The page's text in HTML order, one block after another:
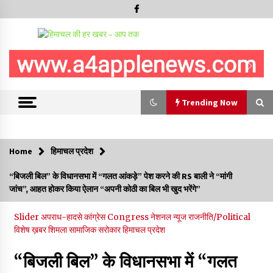
Trending Now
6 साल में पीएम नरेंद्र मोदी के विदेश दौरों पर 557 करोड़ खर्च, सरकार ने
संसद में दी जानकारी
07/08/2026
रूपी भावा वन्यजीव अभयारण्य में फिर दिखा जंगलों का ‘खामोश पहरेदार’, दुर्लभ
हिमालयन “सीरो” कैमरे में कैद
06/08/2026
Home हिमाचल प्रदेश
“बिजली बिल” के विधानसभा में “गलत आंकड़े” पेश करने की RS बाली ने “मांगी
जांच”, आहत होकर किया ऐलान “अपनी कोठी का बिल भी खुद भरेंगे”
Sliderअपराध-हादसेकांग्रेस Congressनेशनल न्यूजराजनीति/Political
विशेष ख़बरशिमलासामाजिक सरोकारहिमाचल प्रदेश
“बिजली बिल” के विधानसभा में “गलत